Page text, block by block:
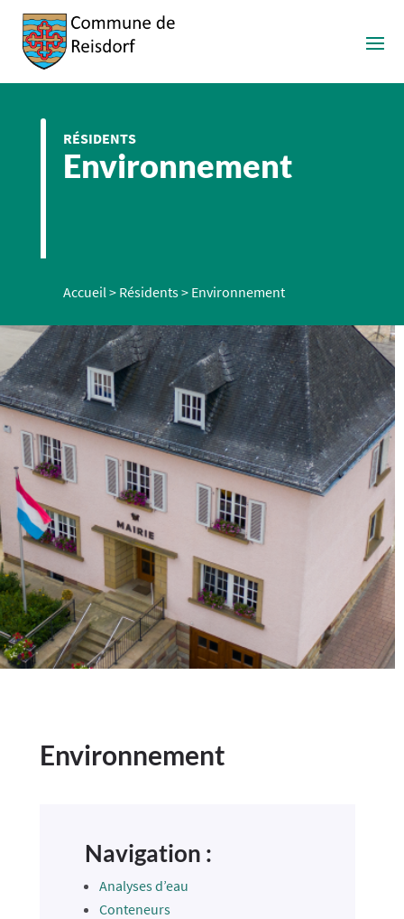
RÉSIDENTS
Environnement
Accueil> Résidents> Environnement
Environnement
Navigation :
Analyses d’eau
Conteneurs